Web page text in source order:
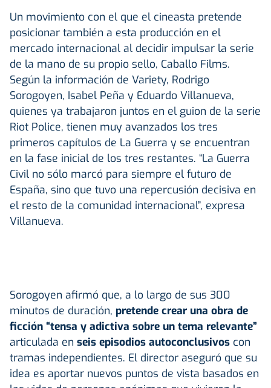
Un movimiento con el que el cineasta pretende
posicionar también a esta producción en el
mercado internacional al decidir impulsar la serie
de la mano de su propio sello, Caballo Films.
Según la información de Variety, Rodrigo
Sorogoyen, Isabel Peña y Eduardo Villanueva,
quienes ya trabajaron juntos en el guion de la serie
Riot Police, tienen muy avanzados los tres
primeros capítulos de La Guerra y se encuentran
en la fase inicial de los tres restantes. “La Guerra
Civil no sólo marcó para siempre el futuro de
España, sino que tuvo una repercusión decisiva en
el resto de la comunidad internacional”, expresa
Villanueva.
Sorogoyen afirmó que, a lo largo de sus 300
minutos de duración, pretende crear una obra de
ficción “tensa y adictiva sobre un tema relevante”
articulada en seis episodios autoconclusivos con
tramas independientes. El director aseguró que su
idea es aportar nuevos puntos de vista basados en